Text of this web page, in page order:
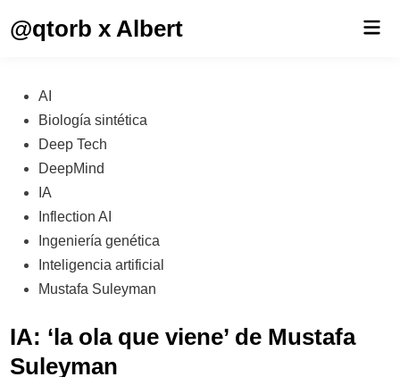
@qtorb x Albert
Publicado
en
AI
Biología sintética
Deep Tech
DeepMind
IA
Inflection AI
Ingeniería genética
Inteligencia artificial
Mustafa Suleyman
IA: ‘la ola que viene’ de Mustafa
Suleyman